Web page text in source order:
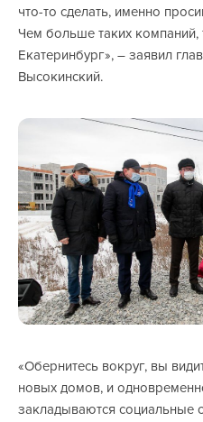
что-то сделать, именно
Чем больше таких компаний,
Екатеринбург», – заявил
Высокинский.
«Обернитесь вокруг, вы
новых домов, и
закладываются социальные